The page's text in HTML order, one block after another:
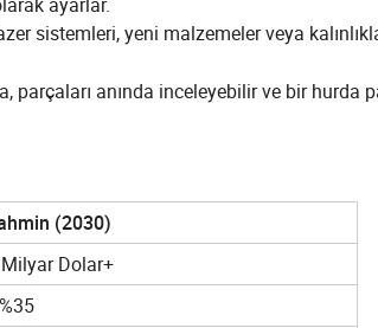
sistemleri, yeni malzemeler veya
parçaları anında inceleyebilir ve bir hurda
(2030)
Dolar+